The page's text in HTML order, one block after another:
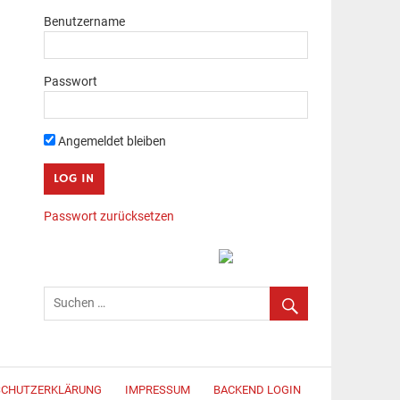
Benutzername
Passwort
Angemeldet bleiben
Passwort zurücksetzen
IMPRESSUM BACKEND LOGIN